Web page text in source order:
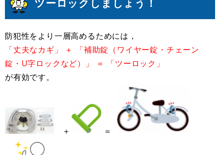
ツーロックしましょう！
防犯性をより一層高めるためには，
「丈夫なカギ」 ＋ 「補助錠（ワイヤー錠・チェーン
錠・U字ロックなど）」 ＝ 「ツーロック」
が有効です。
＋ ＝